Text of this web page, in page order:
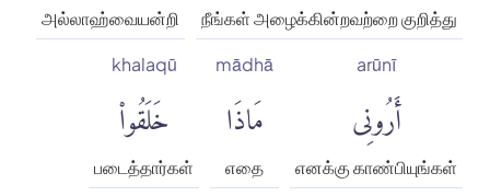
நீங்கள் அழைக்கின்றவற்றை குறித்து
அல்லாஹ்வையன்றி
arūnī
أَرُونِى
எனக்கு காண்பியுங்கள்
mādhā
مَاذَا
எதை
khalaqū
خَلَقُوا۟
படைத்தார்கள்